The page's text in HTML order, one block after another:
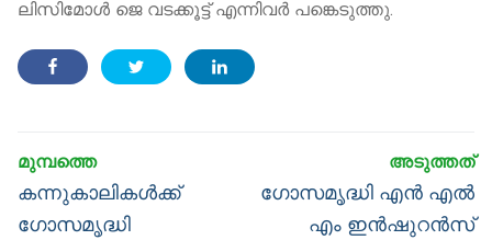
ലിസിമോൾ ജെ വടക്കൂട്ട് എന്നിവർ പങ്കെടുത്തു.
navigation
Previous
post:
കന്നുകാലികള്‍ക്ക്
ഗോസമൃദ്ധി
Next
ഗോസമൃദ്ധി എൻ എൽ
എം ഇൻഷുറൻസ്